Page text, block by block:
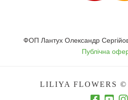
ФОП Лантух Олександр
Публічна
LILIYA FLOWERS ©